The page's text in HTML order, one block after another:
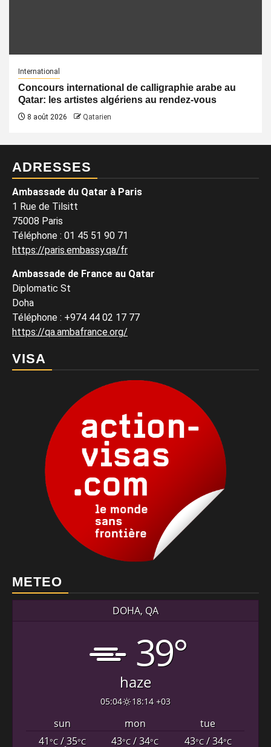
International
Concours international de calligraphie arabe au
Qatar: les artistes algériens au rendez-vous
8 août 2026 Qatarien
ADRESSES
Ambassade du Qatar à Paris
1 Rue de Tilsitt
75008 Paris
Téléphone : 01 45 51 90 71
https://paris.embassy.qa/fr
Ambassade de France au Qatar
Diplomatic St
Doha
Téléphone : +974 44 02 17 77
https://qa.ambafrance.org/
VISA
METEO
DOHA, QA
39°
haze
05:04 18:14 +03
sun mon
tue
41°C/ 35°C 43°C/ 34°C 43°C/ 34°C